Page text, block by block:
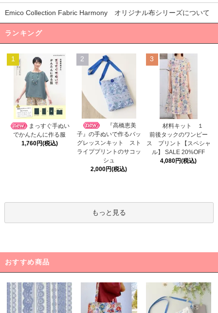
Emico Collection Fabric Harmony オリジナル布シリーズについて
ランキング
1
まっすぐ手ぬい
でかんたんに作る服
1,760円(税込)
2
『高橋恵美
子』の手ぬいで作るバッ
グレッスンキット スト
ライププリントのサコッ
シュ
2,000円(税込)
3
材料キット １
前後タックのワンピー
ス プリント【スペシャ
ル】 SALE 20%OFF
4,080円(税込)
もっと見る
おすすめ商品